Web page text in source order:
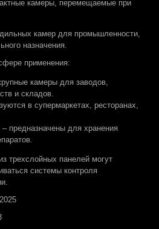
камеры, перемещаемые при
камер для промышленности,
назначения.
применения:
камеры для заводов,
и складов.
в супермаркетах, ресторанах,
предназначены для хранения
трехслойных панелей могут
системы контроля